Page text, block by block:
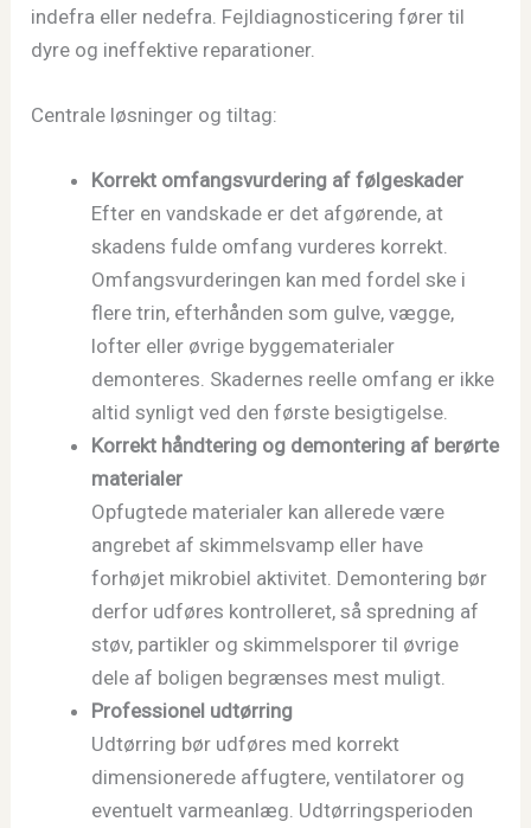
indefra eller nedefra. Fejldiagnosticering fører til
dyre og ineffektive reparationer.
Centrale løsninger og tiltag:
Korrekt omfangsvurdering af følgeskader
Efter en vandskade er det afgørende, at
skadens fulde omfang vurderes korrekt.
Omfangsvurderingen kan med fordel ske i
flere trin, efterhånden som gulve, vægge,
lofter eller øvrige byggematerialer
demonteres. Skadernes reelle omfang er ikke
altid synligt ved den første besigtigelse.
Korrekt håndtering og demontering af berørte
materialer
Opfugtede materialer kan allerede være
angrebet af skimmelsvamp eller have
forhøjet mikrobiel aktivitet. Demontering bør
derfor udføres kontrolleret, så spredning af
støv, partikler og skimmelsporer til øvrige
dele af boligen begrænses mest muligt.
Professionel udtørring
Udtørring bør udføres med korrekt
dimensionerede affugtere, ventilatorer og
eventuelt varmeanlæg. Udtørringsperioden